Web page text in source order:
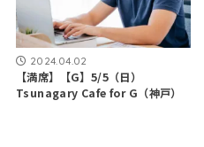
2024.04.02
【満席】【G】5/5（日）
Tsunagary Cafe for G（神戸）